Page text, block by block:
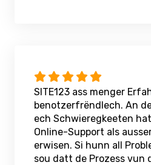
SITE123 ass menger
benotzerfrëndlech. An
ech Schwieregkeeten
Online-Support als
erwisen. Si hunn all
sou datt de Prozess vun